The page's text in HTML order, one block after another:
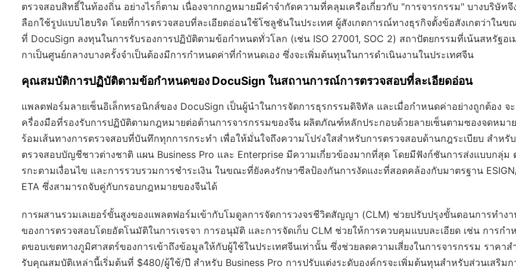
ตรวจสอบสิทธิ์ในท้องถิ่น อย่างไรก็ตาม เนื่องจากกฎหมายมีคำจำกัดความที่คลุมเครือเกี่ยวกับ "การจารกรรม" บางบริษัทจึ
ลือกใช้รูปแบบไฮบริด โดยที่การตรวจสอบที่ละเอียดอ่อนใช้โซลูชันในประเทศ ผู้สังเกตการณ์ทางธุรกิจตั้งข้อสังเกตว่าในข
ที่ DocuSign ลงทุนในการรับรองการปฏิบัติตามข้อกำหนดทั่วโลก (เช่น ISO 27001, SOC 2) สถาปัตยกรรมที่เน้นสหรัฐอเ
กาเป็นศูนย์กลางบางครั้งจำเป็นต้องมีการกำหนดค่าที่กำหนดเอง ซึ่งจะเพิ่มต้นทุนในการดำเนินงานในประเทศจีน
คุณสมบัติการปฏิบัติตามข้อกำหนดของ DocuSign ในสถานการณ์การตรวจสอบที่ละเอียดอ่อน
แพลตฟอร์มลายเซ็นอิเล็กทรอนิกส์ของ DocuSign เป็นผู้นำในการจัดการธุรกรรมดิจิทัล และเมื่อกำหนดค่าอย่างถูกต้อง จะ
ครื่องมือที่รองรับการปฏิบัติตามกฎหมายต่อต้านการจารกรรมของจีน ผลิตภัณฑ์หลักประกอบด้วยลายเซ็นตามซองจดหมา
ร้อมเส้นทางการตรวจสอบที่บันทึกทุกการกระทำ เพื่อให้มั่นใจถึงความโปร่งใสสำหรับการตรวจสอบด้านกฎระเบียบ สำหรั
ตรวจสอบบัญชีชาวต่างชาติ แผน Business Pro และ Enterprise มีความเกี่ยวข้องมากที่สุด โดยมีฟังก์ชันการส่งแบบกลุ่ม
รกะตามเงื่อนไข และการรวบรวมการชำระเงิน ในขณะที่ยังคงรักษาซีลป้องกันการงัดแงะที่สอดคล้องกับมาตรฐาน
ETA ซึ่งสามารถจับคู่กับกรอบกฎหมายของจีนได้
การผสานรวมเลเยอร์ขั้นสูงของแพลตฟอร์มเข้ากับโมดูลการจัดการวงจรชีวิตสัญญา (CLM) ช่วยปรับปรุงขั้นตอนการทำง
ของการตรวจสอบโดยอัตโนมัติในการเจรจา การอนุมัติ และการจัดเก็บ CLM ช่วยให้การควบคุมแบบละเอียด เช่น การกำ
ดขอบเขตทางภูมิศาสตร์ของการเข้าถึงข้อมูลให้กับผู้ใช้ในประเทศจีนเท่านั้น ซึ่งช่วยลดความเสี่ยงในการจารกรรม ราคาส
รับคุณสมบัติเหล่านี้เริ่มต้นที่ $480/ผู้ใช้/ปี สำหรับ Business Pro การปรับแต่งระดับองค์กรจะเพิ่มต้นทุนสำหรับส่วนเสริมก